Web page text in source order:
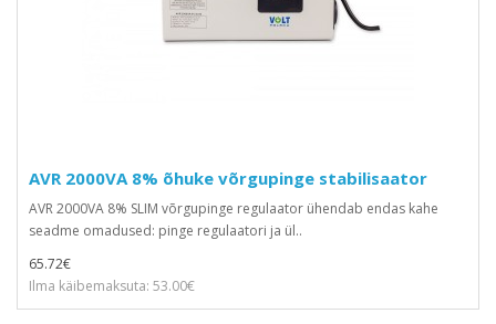
AVR 2000VA 8% õhuke võrgupinge stabilisaator
AVR 2000VA 8% SLIM võrgupinge regulaator ühendab endas kahe
seadme omadused: pinge regulaatori ja ül..
65.72€
Ilma käibemaksuta: 53.00€